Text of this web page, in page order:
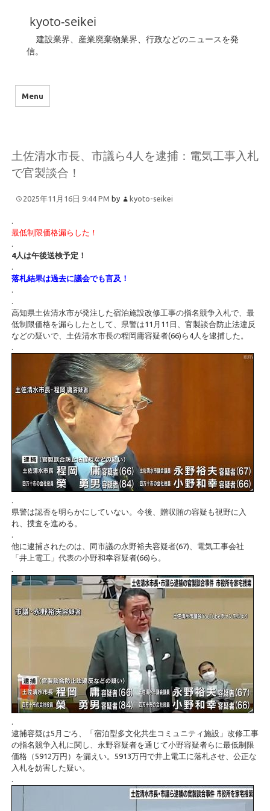
kyoto-seikei
建設業界、産業廃棄物業界、行政などのニュースを発
信。
Menu
土佐清水市長、市議ら4人を逮捕：電気工事入札
で官製談合！
2025年11月16日 9:44 PM by kyoto-seikei
.
最低制限価格漏らした！
.
4人は午後送検予定！
.
落札結果は過去に議会でも言及！
.
.
高知県土佐清水市が発注した宿泊施設改修工事の指名競争入札で、最
低制限価格を漏らしたとして、県警は11月11日、官製談合防止法違反
などの疑いで、土佐清水市長の程岡庸容疑者(66)ら4人を逮捕した。
.
.
県警は認否を明らかにしていない。今後、贈収賄の容疑も視野に入
れ、捜査を進める。
.
他に逮捕されたのは、同市議の永野裕夫容疑者(67)、電気工事会社
「井上電工」代表の小野和幸容疑者(66)ら。
.
.
逮捕容疑は5月ごろ、「宿泊型多文化共生コミュニティ施設」改修工事
の指名競争入札に関し、永野容疑者を通じて小野容疑者らに最低制限
価格（5912万円）を漏えい。5913万円で井上電工に落札させ、公正な
入札を妨害した疑い。
.